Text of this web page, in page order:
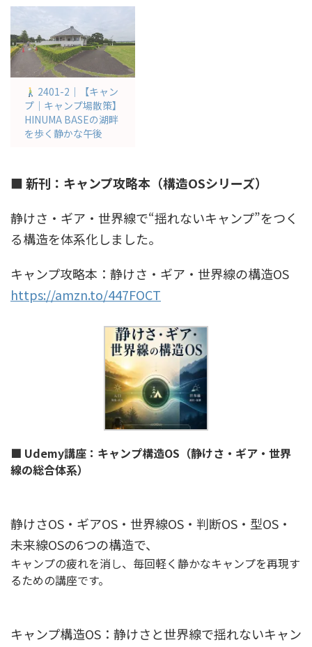
2401-2｜【キャン
プ｜キャンプ場散策】
HINUMA BASEの湖畔
を歩く静かな午後
■ 新刊：キャンプ攻略本（構造OSシリーズ）
静けさ・ギア・世界線で“揺れないキャンプ”をつく
る構造を体系化しました。
キャンプ攻略本：静けさ・ギア・世界線の構造OS
https://amzn.to/447FOCT
■ Udemy講座：キャンプ構造OS（静けさ・ギア・世界
線の総合体系）
静けさOS・ギアOS・世界線OS・判断OS・型OS・
未来線OSの6つの構造で、
キャンプの疲れを消し、毎回軽く静かなキャンプを再現す
るための講座です。
キャンプ構造OS：静けさと世界線で揺れないキャン